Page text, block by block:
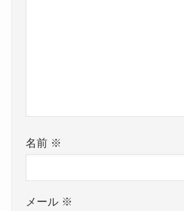
名前 ※
メール ※